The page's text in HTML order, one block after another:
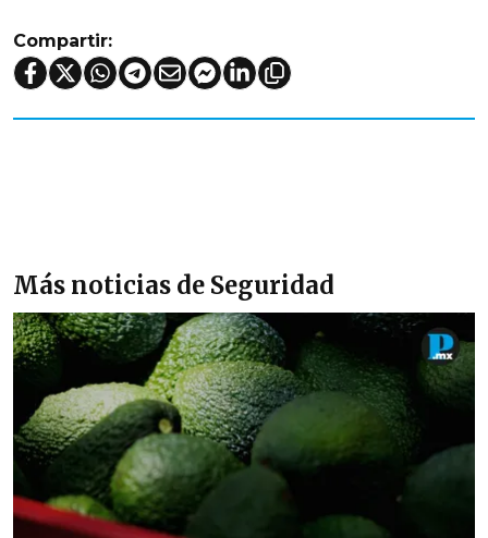
Compartir:
Más noticias de Seguridad